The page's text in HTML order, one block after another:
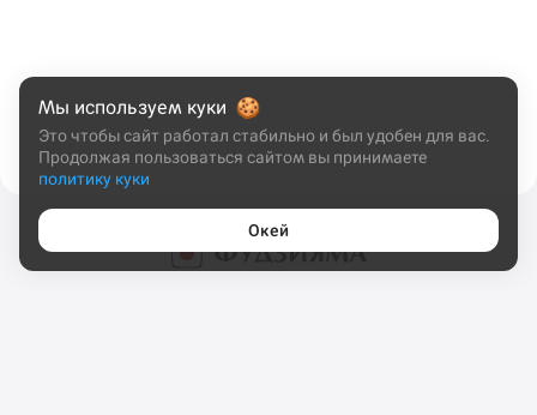
Мы используем куки
Это чтобы сайт работал стабильно и был удобен для вас.
Продолжая пользоваться сайтом вы принимаете
политику куки
Окей